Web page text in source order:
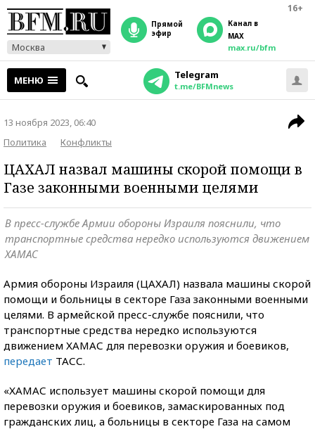
16+
Москва
прямой
эфир
Канал в
MAX
max.ru/bfm
МЕНЮ Telegram
t.me/BFMnews
13 ноября 2023, 06:40
Политика
Конфликты
ЦАХАЛ назвал машины скорой помощи в
Газе законными военными целями
В пресс-службе Армии обороны Израиля пояснили, что
транспортные средства нередко используются движением
ХАМАС
Армия обороны Израиля (ЦАХАЛ) назвала машины скорой
помощи и больницы в секторе Газа законными военными
целями. В армейской пресс-службе пояснили, что
транспортные средства нередко используются
движением ХАМАС для перевозки оружия и боевиков,
передает ТАСС.
«ХАМАС использует машины скорой помощи для
перевозки оружия и боевиков, замаскированных под
гражданских лиц, а больницы в секторе Газа на самом